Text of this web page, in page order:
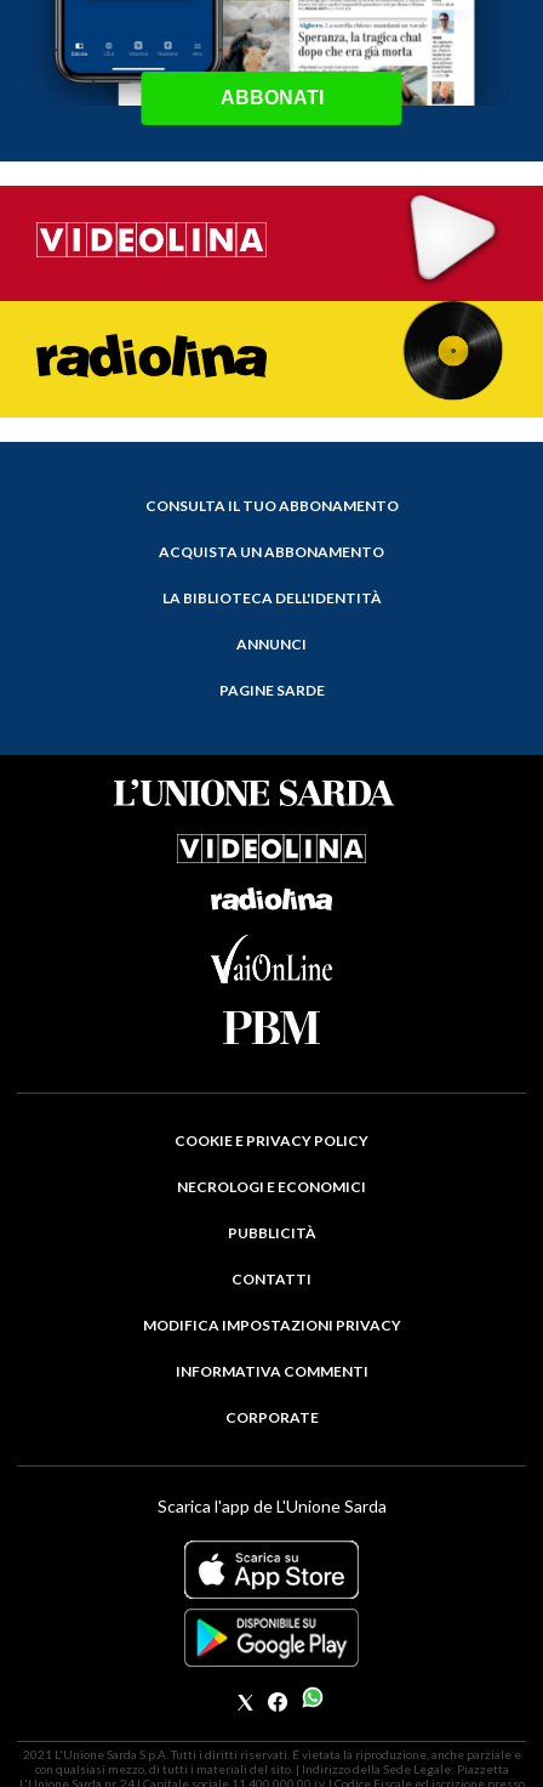
ABBONATI
CONSULTA IL TUO ABBONAMENTO
ACQUISTA UN ABBONAMENTO
LA BIBLIOTECA DELL'IDENTITÀ
ANNUNCI
PAGINE SARDE
COOKIE E PRIVACY POLICY
NECROLOGI E ECONOMICI
PUBBLICITÀ
CONTATTI
MODIFICA IMPOSTAZIONI PRIVACY
INFORMATIVA COMMENTI
CORPORATE
Scarica l'app de L'Unione Sarda
2021 L'Unione Sarda S.p.A. Tutti i diritti riservati. É vietata la riproduzione, anche parziale e
con qualsiasi mezzo, di tutti i materiali del sito. | Indirizzo della Sede Legale: Piazzetta
L'Unione Sarda nr. 24 | Capitale sociale 11.400.000,00 i.v. | Codice Fiscale ed iscrizione presso